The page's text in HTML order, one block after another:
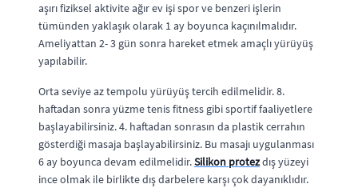
aşırı fiziksel aktivite ağır ev işi spor ve benzeri işlerin
tümünden yaklaşık olarak 1 ay boyunca kaçınılmalıdır.
Ameliyattan 2- 3 gün sonra hareket etmek amaçlı yürüyüş
yapılabilir.
Orta seviye az tempolu yürüyüş tercih edilmelidir. 8.
haftadan sonra yüzme tenis fitness gibi sportif faaliyetlere
başlayabilirsiniz. 4. haftadan sonrasın da plastik cerrahın
gösterdiği masaja başlayabilirsiniz. Bu masajı uygulanması
6 ay boyunca devam edilmelidir.Silikon protezdış yüzeyi
ince olmak ile birlikte dış darbelere karşı çok dayanıklıdır.